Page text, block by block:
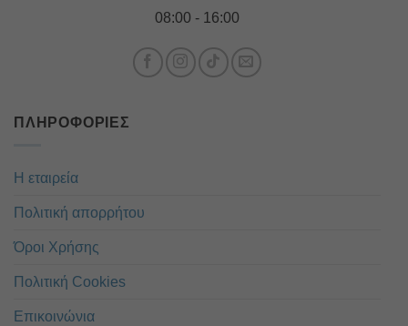
08:00 - 16:00
ΠΛΗΡΟΦΟΡΊΕΣ
Η εταιρεία
Πολιτική απορρήτου
Όροι Χρήσης
Πολιτική Cookies
Επικοινώνια